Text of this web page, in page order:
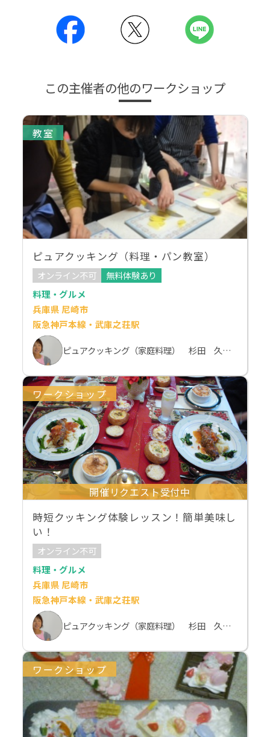
この主催者の他のワークショップ
教室
ピュアクッキング（料理・パン教室）
オンライン不可
無料体験あり
料理・グルメ
兵庫県 尼崎市
阪急神戸本線・武庫之荘駅
ピュアクッキング（家庭料理） 杉田 久美子
ワークショップ
開催リクエスト受付中
時短クッキング体験レッスン！簡単美味し
い！
オンライン不可
料理・グルメ
兵庫県 尼崎市
阪急神戸本線・武庫之荘駅
ピュアクッキング（家庭料理） 杉田 久美子
ワークショップ